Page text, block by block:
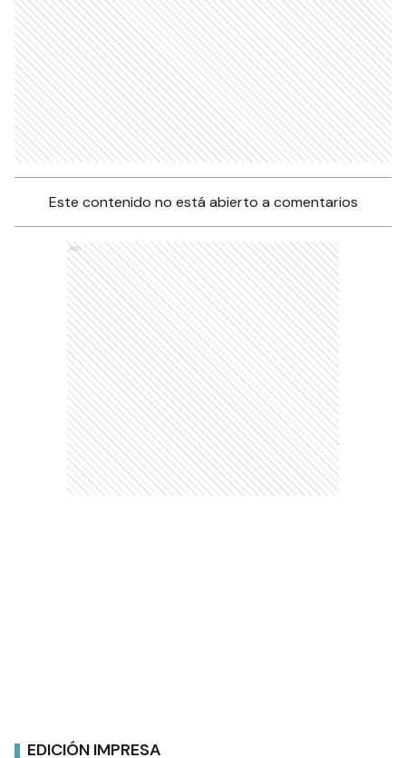
Este contenido no está abierto a comentarios
Ads
EDICIÓN IMPRESA